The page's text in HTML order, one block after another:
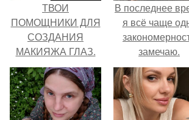
ТВОИ
ПОМОЩНИКИ ДЛЯ
СОЗДАНИЯ
МАКИЯЖА ГЛАЗ.
32435 ( глуб.
черный Тушь с
эффектом
накладных ресниц
В последнее
я всё чаще
замечаю.